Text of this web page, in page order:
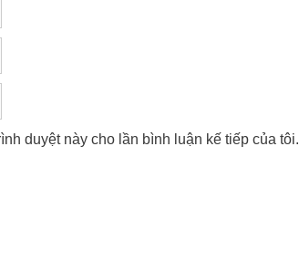
duyệt này cho lần bình luận kế tiếp của tôi.